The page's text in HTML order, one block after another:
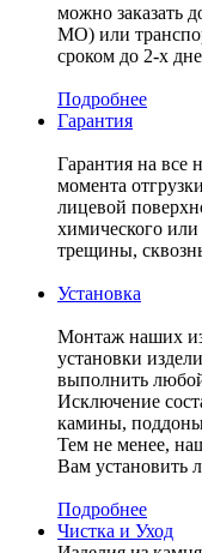
можно заказать
МО) или
сроком до 2-х
Подробнее
Гарантия
Гарантия на все
момента
лицевой
химического или
трещины,
Установка
Монтаж наших
установки
выполнить
Исключение
камины,
Тем не менее,
Вам установить
Подробнее
Чистка и Уход